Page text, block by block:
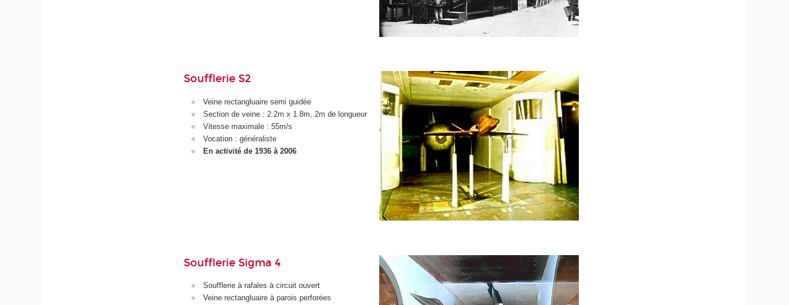
Soufflerie S2
Veine rectangluaire semi guidée
Section de veine : 2.2m x 1.8m, 2m de longueur
Vitesse maximale : 55m/s
Vocation : généraliste
En activité de 1936 à 2006
Soufflerie Sigma 4
Soufflerie à rafales à circuit ouvert
Veine rectangluaire à parois perforées